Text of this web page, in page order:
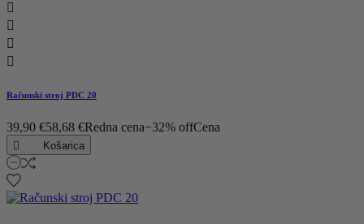




Računski stroj PDC 20
39,90 €58,68 €Redna cena−32% offCena
 Košarica